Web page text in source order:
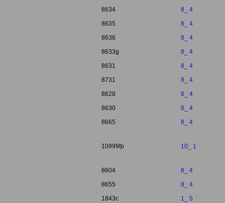
8634
8_ 4
8635
8_ 4
8636
8_ 4
8633g
8_ 4
8631
8_ 4
8731
8_ 4
8628
8_ 4
8630
8_ 4
8665
8_ 4
10999fp 10_ 1
8604
8_ 4
8655
8_ 4
1843c
1_ 5